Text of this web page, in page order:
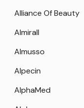
Alliance Of Beauty
Almirall
Almusso
Alpecin
AlphaMed